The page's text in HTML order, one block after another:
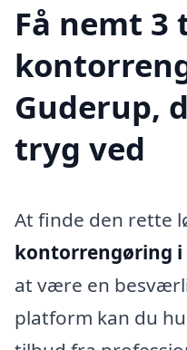
Få nemt 3
Guderup,
tryg ved
At finde den rette
kontorrengøring i
at være en
platform kan du